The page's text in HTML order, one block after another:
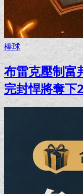
棒球
布雷克壓制
完封悍將奪下